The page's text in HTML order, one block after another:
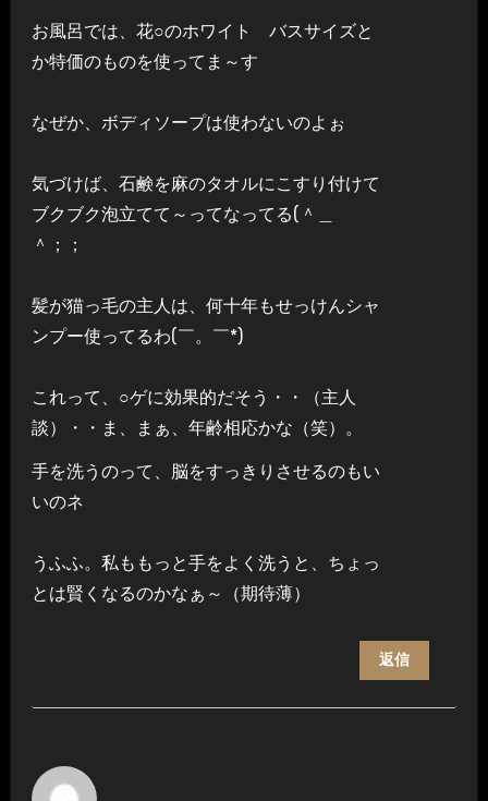
お風呂では、花○のホワイト バスサイズと
か特価のものを使ってま～す
なぜか、ボディソープは使わないのよぉ
気づけば、石鹸を麻のタオルにこすり付けて
ブクブク泡立てて～ってなってる(＾＿
＾；；
髪が猫っ毛の主人は、何十年もせっけんシャ
ンプー使ってるわ(￣。￣*)
これって、○ゲに効果的だそう・・（主人
談）・・ま、まぁ、年齢相応かな（笑）。
手を洗うのって、脳をすっきりさせるのもい
いのネ
うふふ。私ももっと手をよく洗うと、ちょっ
とは賢くなるのかなぁ～（期待薄）
返信